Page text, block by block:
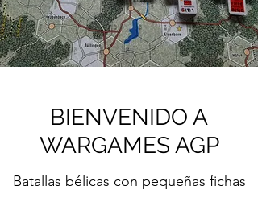
BIENVENIDO A
WARGAMES AGP
Batallas bélicas con pequeñas fichas